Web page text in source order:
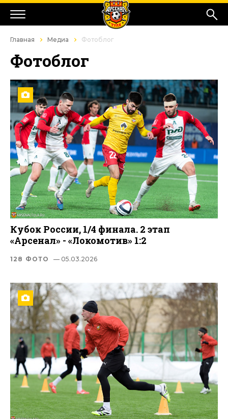
Главная Медиа Фотоблог
Фотоблог
Кубок России, 1/4 финала. 2 этап
«Арсенал» - «Локомотив» 1:2
128 ФОТО — 05.03.2026